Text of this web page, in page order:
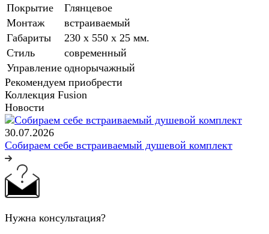
Покрытие
Глянцевое
Монтаж
встраиваемый
Габариты
230 x 550 x 25 мм.
Стиль
современный
Управление однорычажный
Рекомендуем приобрести
Коллекция Fusion
Новости
30.07.2026
Собираем себе встраиваемый душевой комплект
Нужна консультация?